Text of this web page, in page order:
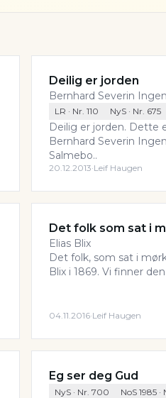
Deilig er jorden
Bernhard Severin
LR · Nr. 110 NyS · Nr. 675
Deilig er jorden. Dette
Bernhard Severin
Salmebo..
20.12.2013·Leif Haugen
Det folk som sat i
Elias Blix
Det folk, som sat i
Blix i 1869. Vi finner
04.11.2016·Leif Haugen
Eg ser deg Gud
NyS · Nr. 700 NoS 1985 ·